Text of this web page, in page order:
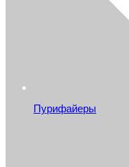
Пурифайеры